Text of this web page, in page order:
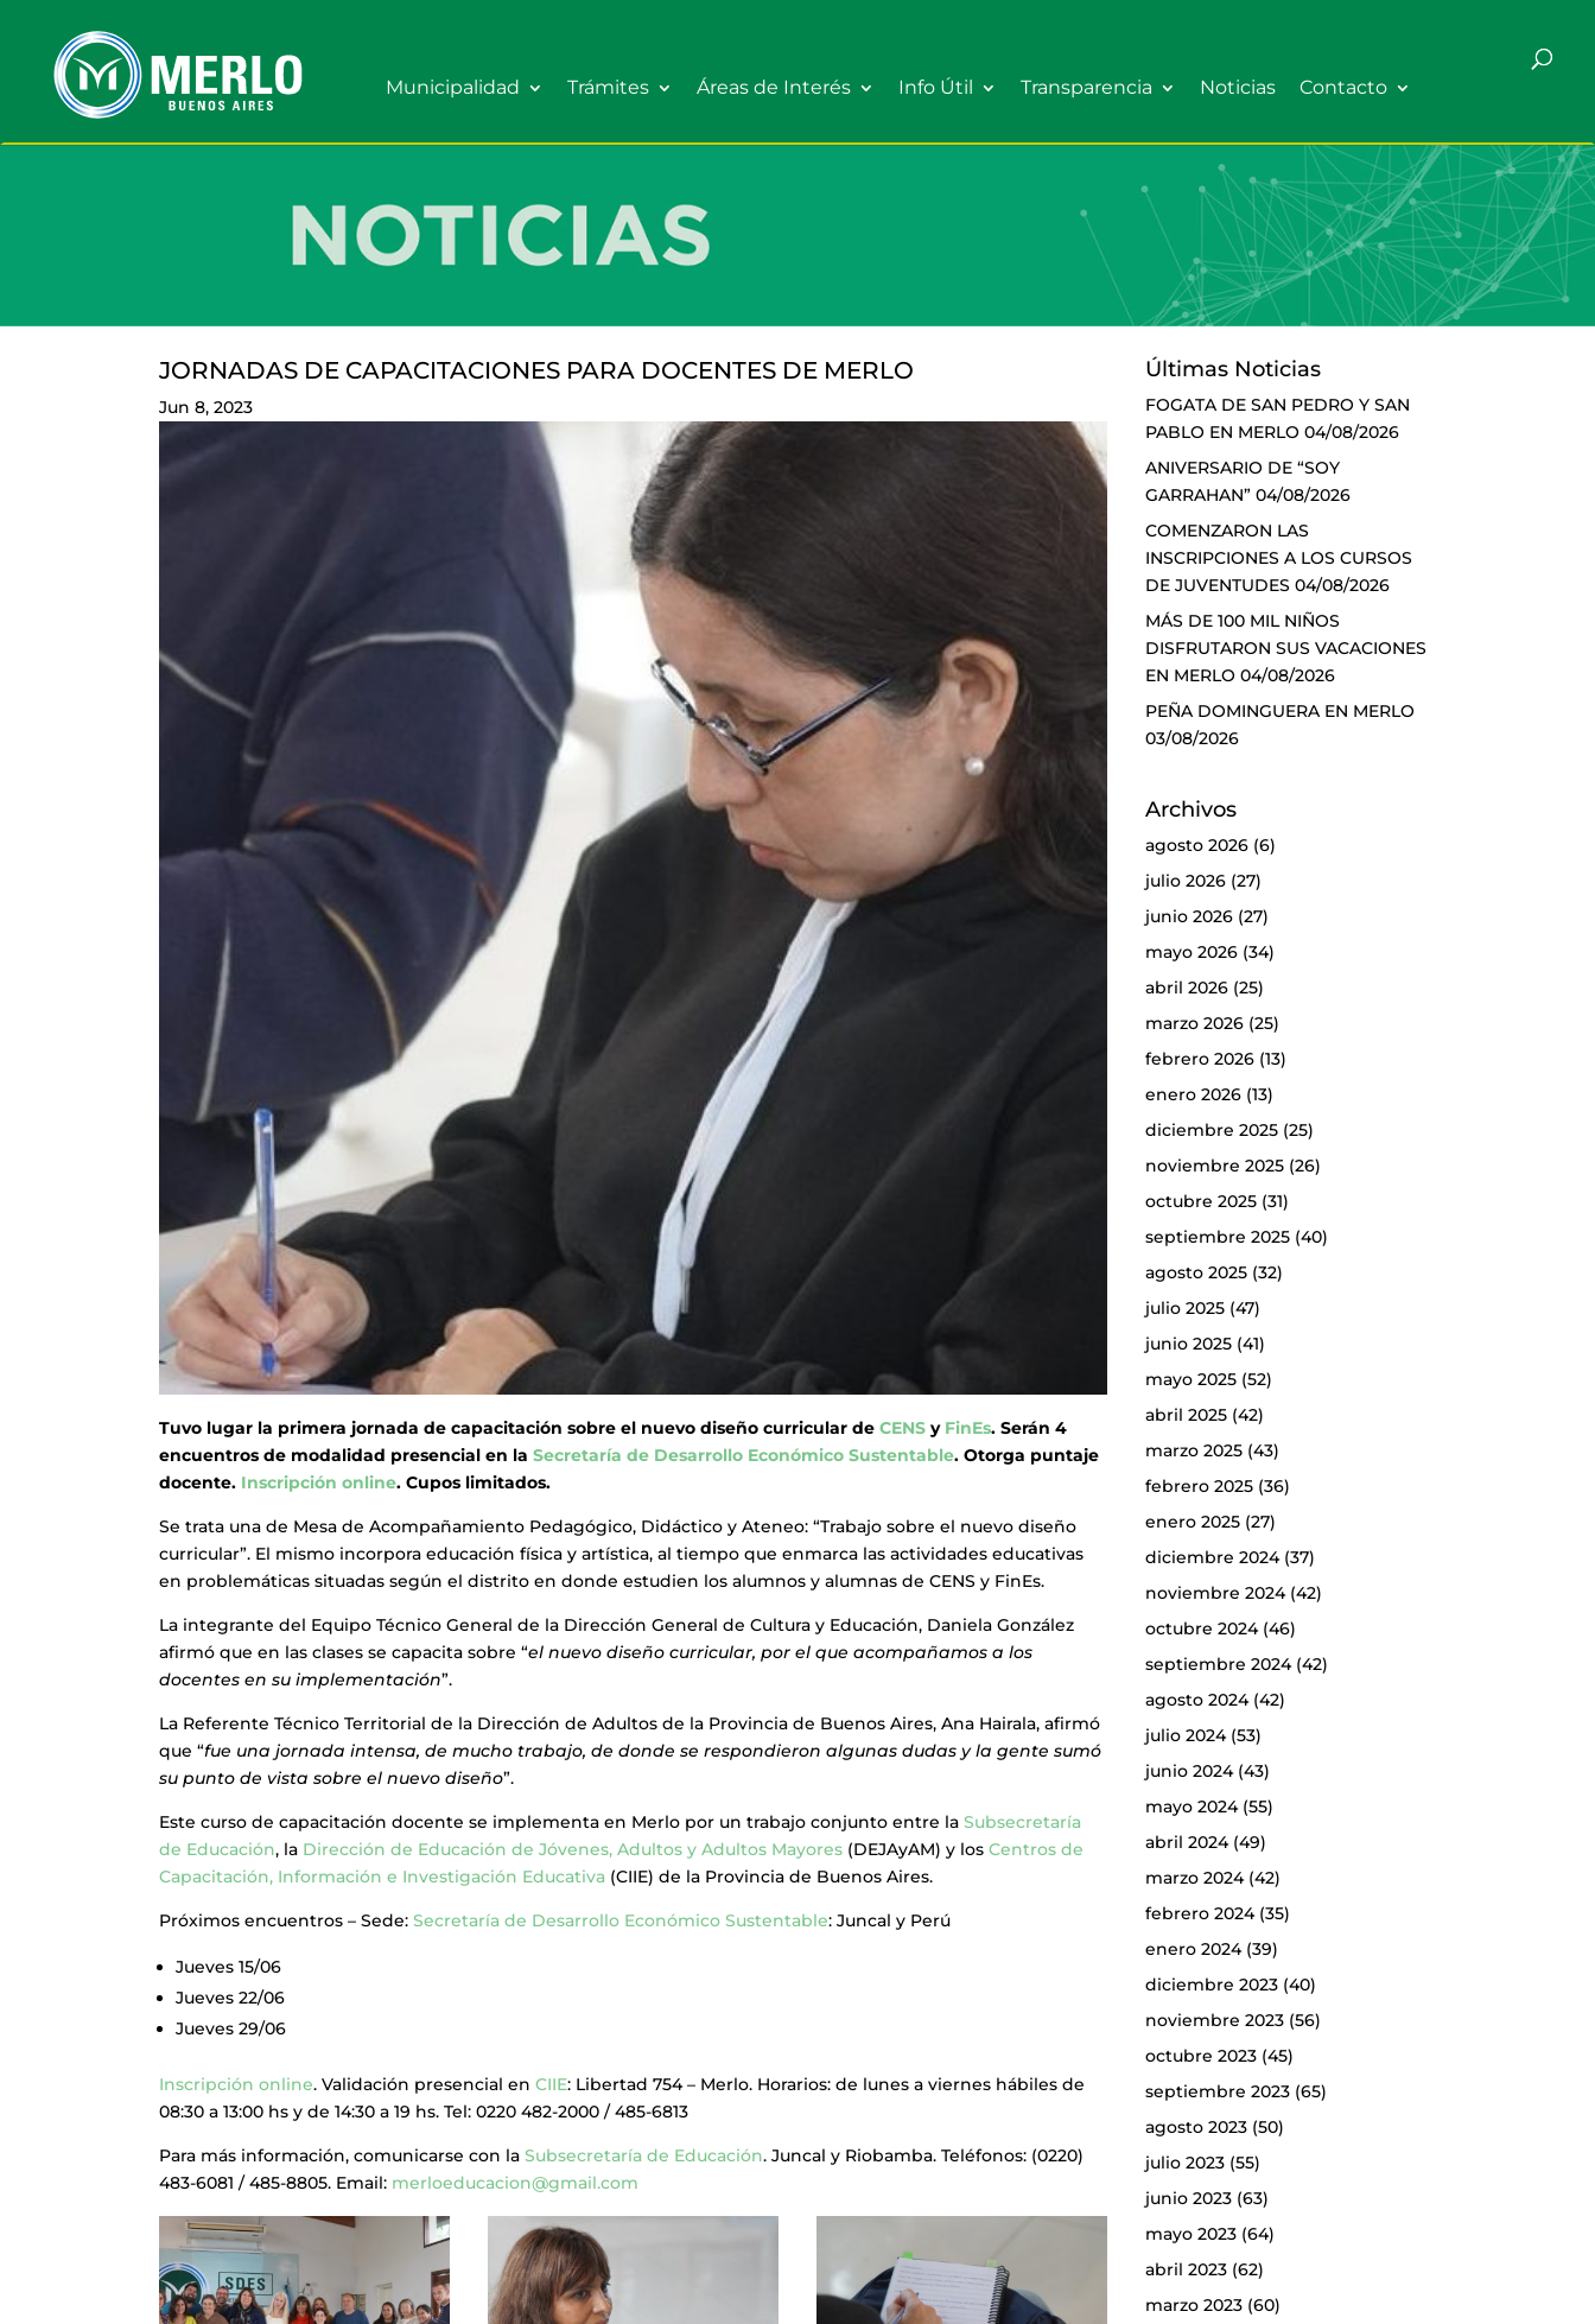
Municipalidad Trámites Áreas de Interés Info Útil Transparencia Noticias Contacto
JORNADAS DE CAPACITACIONES PARA DOCENTES DE MERLO
Jun 8, 2023
Tuvo lugar la primera jornada de capacitación sobre el nuevo diseño curricular deCENS y FinEs. Serán 4
encuentros de modalidad presencial en laSecretaría de Desarrollo Económico Sustentable. Otorga puntaje
docente. Inscripción online. Cupos limitados.
Se trata una de Mesa de Acompañamiento Pedagógico, Didáctico y Ateneo: “Trabajo sobre el nuevo diseño
curricular”. El mismo incorpora educación física y artística, al tiempo que enmarca las actividades educativas
en problemáticas situadas según el distrito en donde estudien los alumnos y alumnas de CENS y FinEs.
La integrante del Equipo Técnico General de la Dirección General de Cultura y Educación, Daniela González
afirmó que en las clases se capacita sobre “el nuevo diseño curricular, por el que acompañamos a los
docentes en su implementación”.
La Referente Técnico Territorial de la Dirección de Adultos de la Provincia de Buenos Aires, Ana Hairala, afirmó
que “fue una jornada intensa, de mucho trabajo, de donde se respondieron algunas dudas y la gente sumó
su punto de vista sobre el nuevo diseño”.
Este curso de capacitación docente se implementa en Merlo por un trabajo conjunto entre laSubsecretaría
de Educación, la Dirección de Educación de Jóvenes, Adultos y Adultos Mayores (DEJAyAM) y losCentros de
Capacitación, Información e Investigación Educativa (CIIE) de la Provincia de Buenos Aires.
Próximos encuentros – Sede:Secretaría de Desarrollo Económico Sustentable: Juncal y Perú
Jueves 15/06
Jueves 22/06
Jueves 29/06
Inscripción online. Validación presencial enCIIE: Libertad 754 – Merlo. Horarios: de lunes a viernes hábiles de
08:30 a 13:00 hs y de 14:30 a 19 hs. Tel: 0220 482-2000 / 485-6813
Para más información, comunicarse con laSubsecretaría de Educación. Juncal y Riobamba. Teléfonos: (0220)
483-6081 / 485-8805. Email: merloeducacion@gmail.com
Últimas Noticias
FOGATA DE SAN PEDRO Y SAN
PABLO EN MERLO 04/08/2026
ANIVERSARIO DE “SOY
GARRAHAN” 04/08/2026
COMENZARON LAS
INSCRIPCIONES A LOS CURSOS
DE JUVENTUDES 04/08/2026
MÁS DE 100 MIL NIÑOS
DISFRUTARON SUS VACACIONES
EN MERLO 04/08/2026
PEÑA DOMINGUERA EN MERLO
03/08/2026
Archivos
agosto 2026(6)
julio 2026(27)
junio 2026(27)
mayo 2026(34)
abril 2026(25)
marzo 2026(25)
febrero 2026(13)
enero 2026(13)
diciembre 2025(25)
noviembre 2025(26)
octubre 2025(31)
septiembre 2025(40)
agosto 2025(32)
julio 2025(47)
junio 2025(41)
mayo 2025(52)
abril 2025(42)
marzo 2025(43)
febrero 2025(36)
enero 2025(27)
diciembre 2024(37)
noviembre 2024(42)
octubre 2024(46)
septiembre 2024(42)
agosto 2024(42)
julio 2024(53)
junio 2024(43)
mayo 2024(55)
abril 2024(49)
marzo 2024(42)
febrero 2024(35)
enero 2024(39)
diciembre 2023(40)
noviembre 2023(56)
octubre 2023(45)
septiembre 2023(65)
agosto 2023(50)
julio 2023(55)
junio 2023(63)
mayo 2023(64)
abril 2023(62)
marzo 2023(60)